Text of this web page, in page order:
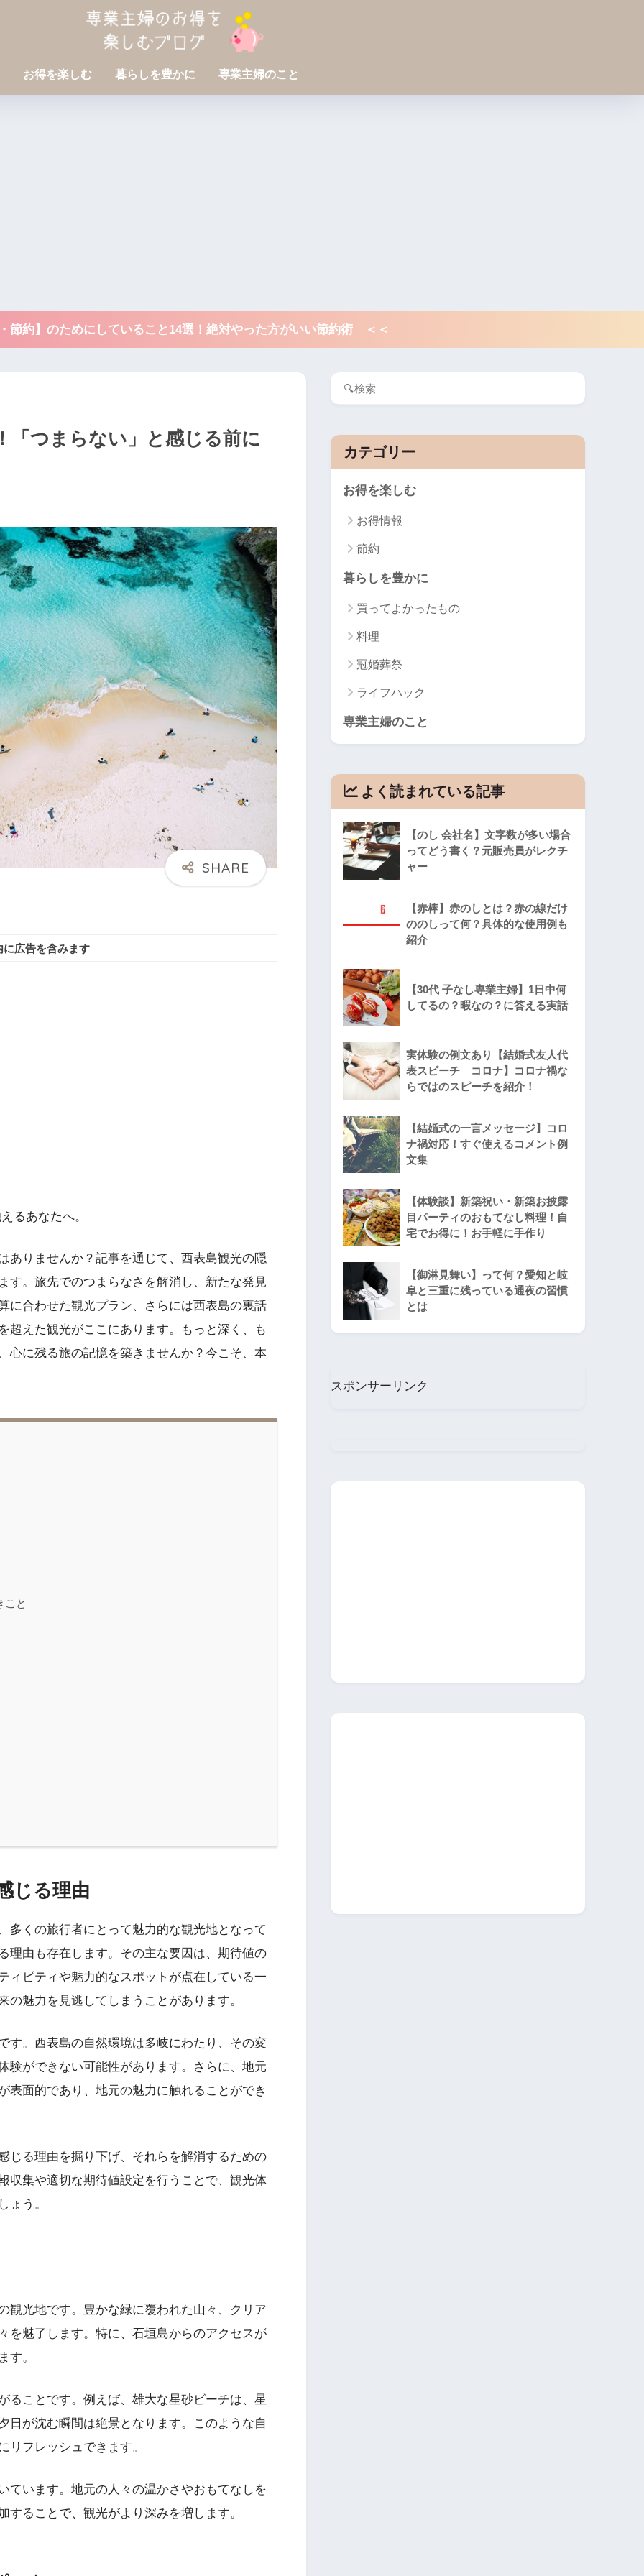
お得を楽しむ 暮らしを豊かに 専業主婦のこと
節約】のためにしていること14選！絶対やった方がいい節約術 ＜＜
「つまらない」と感じる前に
に広告を含みます
るあなたへ。
ありませんか？記事を通じて、西表島観光の隠
す。旅先でのつまらなさを解消し、新たな発見
に合わせた観光プラン、さらには西表島の裏話
超えた観光がここにあります。もっと深く、も
心に残る旅の記憶を築きませんか？今こそ、本
こと
じる理由
多くの旅行者にとって魅力的な観光地となって
理由も存在します。その主な要因は、期待値の
ィビティや魅力的なスポットが点在している一
魅力を見逃してしまうことがあります。
す。西表島の自然環境は多岐にわたり、その変
験ができない可能性があります。さらに、地元
表面的であり、地元の魅力に触れることができ
じる理由を掘り下げ、それらを解消するための
収集や適切な期待値設定を行うことで、観光体
ょう。
観光地です。豊かな緑に覆われた山々、クリア
を魅了します。特に、石垣島からのアクセスが
す。
ることです。例えば、雄大な星砂ビーチは、星
日が沈む瞬間は絶景となります。このような自
リフレッシュできます。
ています。地元の人々の温かさやおもてなしを
ることで、観光がより深みを増します。
カテゴリー
お得を楽しむ
お得情報
節約
暮らしを豊かに
買ってよかったもの
料理
冠婚葬祭
ライフハック
専業主婦のこと
よく読まれている記事
【のし 会社名】文字数が多い場合
ってどう書く？元販売員がレクチ
ャー
【赤棒】赤のしとは？赤の線だけ
ののしって何？具体的な使用例も
紹介
【30代 子なし専業主婦】1日中何
してるの？暇なの？に答える実話
実体験の例文あり【結婚式友人代
表スピーチ コロナ】コロナ禍な
らではのスピーチを紹介！
【結婚式の一言メッセージ】コロ
ナ禍対応！すぐ使えるコメント例
文集
【体験談】新築祝い・新築お披露
目パーティのおもてなし料理！自
宅でお得に！お手軽に手作り
【御淋見舞い】って何？愛知と岐
阜と三重に残っている通夜の習慣
とは
スポンサーリンク